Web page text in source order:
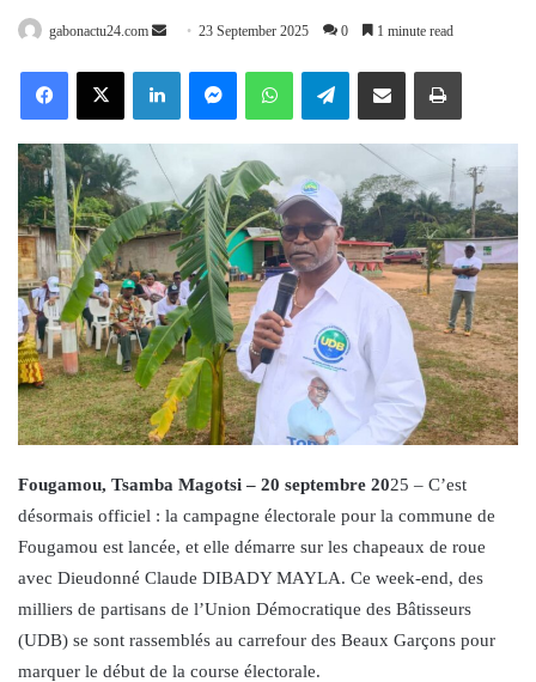
gabonactu24.com
Send 23 September 2025 0 1 minute read
FacebookX LinkedInMessengerWhatsAppTelegramShare via Email Print
Fougamou, Tsamba Magotsi – 20 septembre 2025 – C’est
désormais officiel : la campagne électorale pour la commune de
Fougamou est lancée, et elle démarre sur les chapeaux de roue
avec Dieudonné Claude DIBADY MAYLA. Ce week-end, des
milliers de partisans de l’Union Démocratique des Bâtisseurs
(UDB) se sont rassemblés au carrefour des Beaux Garçons pour
marquer le début de la course électorale.